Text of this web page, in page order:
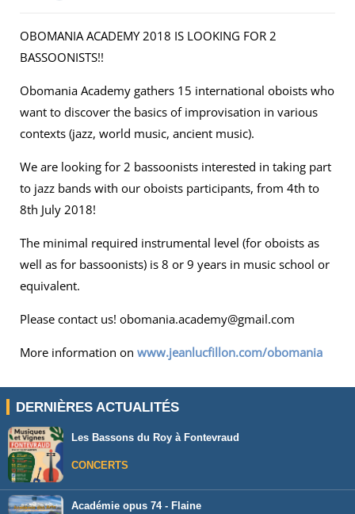
OBOMANIA ACADEMY 2018 IS LOOKING FOR 2
BASSOONISTS!!
Obomania Academy gathers 15 international oboists who
want to discover the basics of improvisation in various
contexts (jazz, world music, ancient music).
We are looking for 2 bassoonists interested in taking part
to jazz bands with our oboists participants, from 4th to
8th July 2018!
The minimal required instrumental level (for oboists as
well as for bassoonists) is 8 or 9 years in music school or
equivalent.
Please contact us! obomania.academy@gmail.com
More information on www.jeanlucfillon.com/obomania
DERNIÈRES ACTUALITÉS
Les Bassons du Roy à Fontevraud
CONCERTS
Académie opus 74 - Flaine